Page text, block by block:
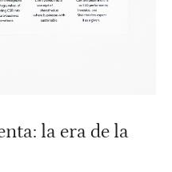
la era de la